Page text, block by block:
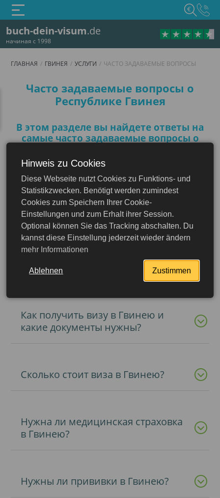
buch-dein-visum.de
начиная с 1998
€
Гвинея
Подробнее
ГЛАВНАЯ ГВИНЕЯ УСЛУГИ ЧАСТО ЗАДАВАЕМЫЕ ВОПРОСЫ
Часто задаваемые
Часто задаваемые вопросы о
Республике Гвинея
В этом разделе вы найдете ответы на
самые часто задаваемые вопросы о
подготовиться к путешествию
Нужна ли виза для посещения
Гвинеи?
Сколько можно находиться в
Гвинее по визе?
Как получить визу в Гвинею и
какие документы нужны?
Сколько стоит виза в Гвинею?
Нужна ли медицинская страховка
в Гвинею?
Нужны ли прививки в Гвинею?
Hinweis zu Cookies
Diese Webseite nutzt Cookies zu Funktions- und
Statistikzwecken. Benötigt werden zumindest
Cookies zum Speichern Ihrer Cookie-
Einstellungen und zum Erhalt ihrer Session.
Optional können Sie das Tracking abschalten. Du
kannst diese Einstellung jederzeit wieder ändern
mehr Informationen
Ablehnen Zustimmen